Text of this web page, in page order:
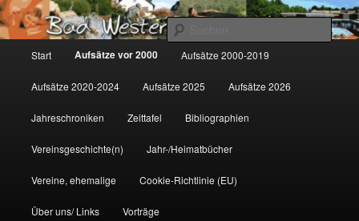
Zum
primären
Inhalt
springen
Gemeinsam für Bad Westernkotten
Start Aufsätze vor 2000 Aufsätze 2000-2019
Aufsätze 2020-2024 Aufsätze 2025 Aufsätze 2026
Jahreschroniken Zeittafel Bibliographien
Vereinsgeschichte(n) Jahr-/Heimatbücher
Vereine, ehemalige Cookie-Richtlinie (EU)
Über uns/ Links Vorträge